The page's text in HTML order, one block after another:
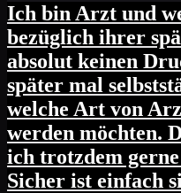
Ich bin Arzt und
bezüglich ihrer
absolut keinen
später mal
welche Art von
werden möchten.
ich trotzdem
Sicher ist einfach